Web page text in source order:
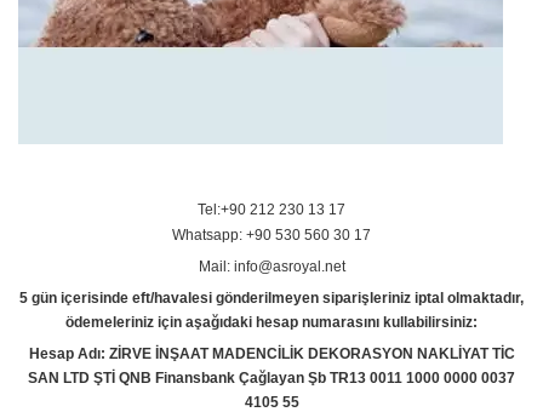
Tel:+90 212 230 13 17
Whatsapp: +90 530 560 30 17
Mail: info@asroyal.net
5 gün içerisinde eft/havalesi gönderilmeyen siparişleriniz iptal olmaktadır,
ödemeleriniz için aşağıdaki hesap numarasını kullabilirsiniz:
Hesap Adı: ZİRVE İNŞAAT MADENCİLİK DEKORASYON NAKLİYAT TİC
SAN LTD ŞTİ QNB Finansbank Çağlayan Şb TR13 0011 1000 0000 0037
4105 55